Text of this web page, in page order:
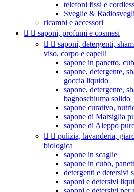
telefoni fissi e cordless
Sveglie &
ricambi e accessori
  saponi, profumi e cosmesi
  saponi, detergenti,
viso, corpo e capelli
sapone in panetto,
sapone, detergente,
goccia liquido
sapone, detergente,
bagnoschiuma solido
sapone curativo,
sapone di Marsiglia
sapone di Aleppo
  pulizia, lavanderia,
biologica
sapone in scaglie
sapone in cubo,
detergenti e detersivi
saponi e detersivi
saponi e detersivi per